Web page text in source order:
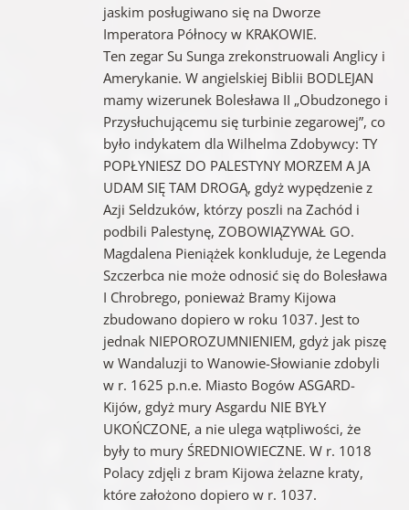
jaskim posługiwano się na Dworze
Imperatora Północy w KRAKOWIE.
Ten zegar Su Sunga zrekonstruowali Anglicy i
Amerykanie. W angielskiej Biblii BODLEJAN
mamy wizerunek Bolesława II „Obudzonego i
Przysłuchującemu się turbinie zegarowej”, co
było indykatem dla Wilhelma Zdobywcy: TY
POPŁYNIESZ DO PALESTYNY MORZEM A JA
UDAM SIĘ TAM DROGĄ, gdyż wypędzenie z
Azji Seldzuków, którzy poszli na Zachód i
podbili Palestynę, ZOBOWIĄZYWAŁ GO.
Magdalena Pieniążek konkluduje, że Legenda
Szczerbca nie może odnosić się do Bolesława
I Chrobrego, ponieważ Bramy Kijowa
zbudowano dopiero w roku 1037. Jest to
jednak NIEPOROZUMNIENIEM, gdyż jak piszę
w Wandaluzji to Wanowie-Słowianie zdobyli
w r. 1625 p.n.e. Miasto Bogów ASGARD-
Kijów, gdyż mury Asgardu NIE BYŁY
UKOŃCZONE, a nie ulega wątpliwości, że
były to mury ŚREDNIOWIECZNE. W r. 1018
Polacy zdjęli z bram Kijowa żelazne kraty,
które założono dopiero w r. 1037.